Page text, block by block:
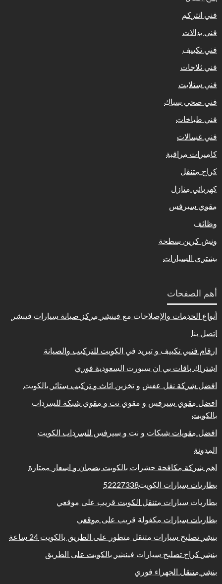
فني انتركم
فني بدالات
فني تكييف
فني ثلاجات
فني ستلايت
فني صحي سباك
فني طباخات
فني غسالات
كاميرات مراقبة
كراج متنقل
كهربائي منازل
مقوي سيرفس
وظائف
ونش كرين سطحة
يشتري السيارات
أهم الصفحات
أنواع الخدمات والإصلاحات مع فينشر مركز صيانة سيارات فينشر
اتصل بنا
ارقام فنيي تكييف و تبريد في الكويت للتركيب والصيانة
اشتراك باقات بي ان سبورت السعودية فوري
افضل شركة نقل عفش و تخزين اثاث و تركيب ستائر بالكويت
افضل مقوي سيرفس و مقوي نت و مقوي شبكة للسرداب
بالكويت
افضل مقويات شبكات و نت و سيرفس للسرداب الكويت
المدونة
اهم شركة مكافحة حشرات بالكويت بضمان و اسعار ممتازة
بطاريات سيارات الكويت52227338
بطاريات سيارات متنقل الكويت قريب على موقعي
بطاريات سيارات مكفولة قريب على موقعي
بنشر تصليح سيارات متنقل متطور على الطريق بالكويت 24 ساعة
بنشر كراج تصليح سيارات فينشر بالكويت على الطريق
بنشر متنقل الجهراء فوري